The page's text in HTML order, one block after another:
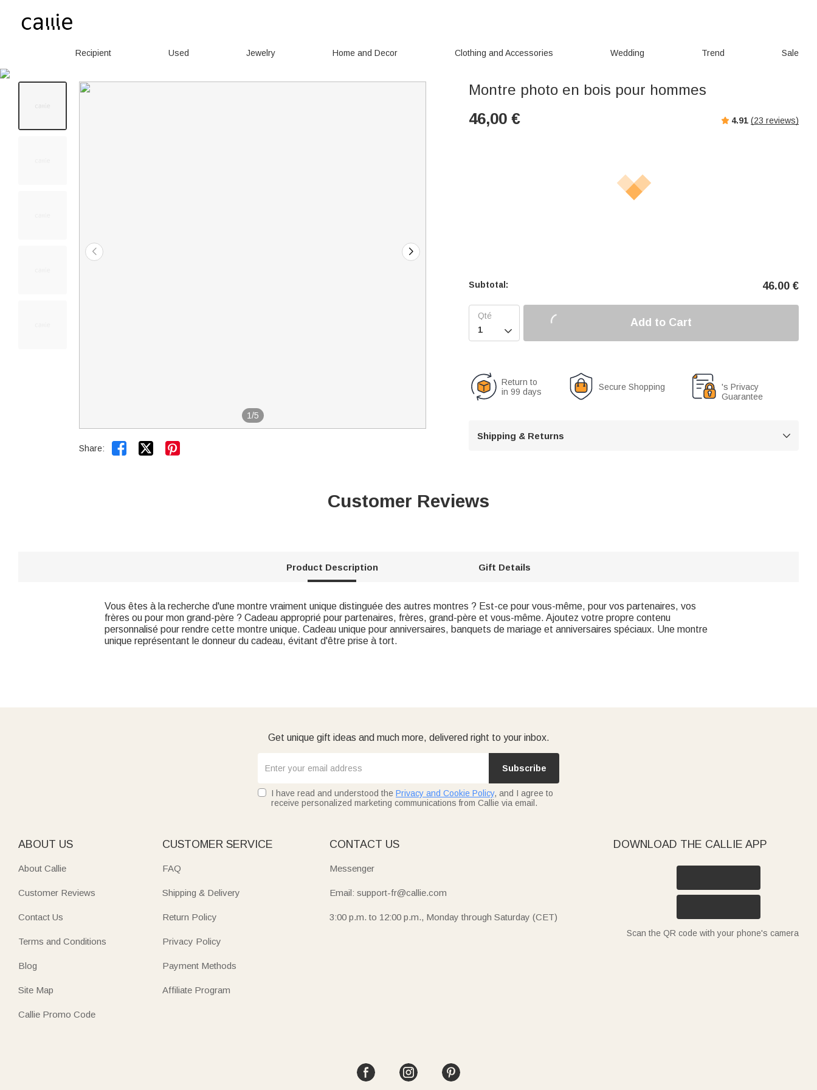
Recipient Used Jewelry Home and Decor Clothing and Accessories Wedding Trend Sale
1/5
Share:  
Montre photo en bois pour hommes
46,00 € 4.91 (23 reviews)
Subtotal: 46.00 €

Add to Cart
Return to
in 99 days
Secure Shopping
's Privacy
Guarantee
Shipping & Returns 
Customer Reviews
Product Description Gift Details
Vous êtes à la recherche d'une montre vraiment unique distinguée des autres montres ? Est-ce pour vous-même, pour vos partenaires, vos
frères ou pour mon grand-père ? Cadeau approprié pour partenaires, frères, grand-père et vous-même. Ajoutez votre propre contenu
personnalisé pour rendre cette montre unique. Cadeau unique pour anniversaires, banquets de mariage et anniversaires spéciaux. Une montre
unique représentant le donneur du cadeau, évitant d'être prise à tort.
Get unique gift ideas and much more, delivered right to your inbox.
Subscribe
I have read and understood the Privacy and Cookie Policy, and I agree to
receive personalized marketing communications from Callie via email.
ABOUT US
About Callie
Customer Reviews
Contact Us
Terms and Conditions
Blog
Site Map
Callie Promo Code
CUSTOMER SERVICE
FAQ
Shipping & Delivery
Return Policy
Privacy Policy
Payment Methods
Affiliate Program
CONTACT US
Messenger
Email: support-fr@callie.com
3:00 p.m. to 12:00 p.m., Monday through Saturday (CET)
DOWNLOAD THE CALLIE APP
Scan the QR code with your phone's camera